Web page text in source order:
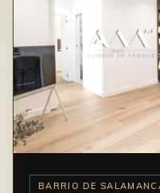
BARRIO DE